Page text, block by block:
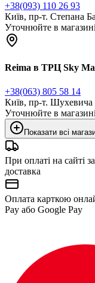
+38(093) 110 26 93
Київ, пр-т. Степана
Уточнюйте в магазині
Reima в ТРЦ Sky
+38(063) 805 58 14
Київ, пр-т.
Уточнюйте в магазині
Показати всі
При оплаті на сайті
доставка
Оплата карткою
Pay або Google Pay